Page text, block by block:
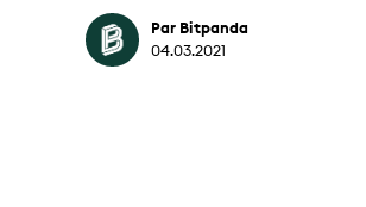
Par Bitpanda
04.03.2021